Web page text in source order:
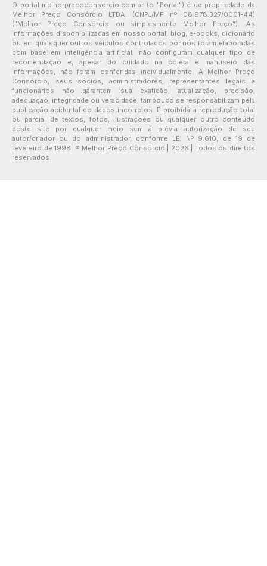
O portal melhorprecoconsorcio.com.br (o "Portal") é de propriedade da
Melhor Preço Consórcio LTDA. (CNPJ/MF nº 08.978.327/0001-44)
("Melhor Preço Consórcio ou simplesmente Melhor Preço"). As
informações disponibilizadas em nosso portal, blog, e-books, dicionário
ou em quaisquer outros veículos controlados por nós foram elaboradas
com base em inteligência artificial, não configuram qualquer tipo de
recomendação e, apesar do cuidado na coleta e manuseio das
informações, não foram conferidas individualmente. A Melhor Preço
Consórcio, seus sócios, administradores, representantes legais e
funcionários não garantem sua exatidão, atualização, precisão,
adequação, integridade ou veracidade, tampouco se responsabilizam pela
publicação acidental de dados incorretos. É proibida a reprodução total
ou parcial de textos, fotos, ilustrações ou qualquer outro conteúdo
deste site por qualquer meio sem a prévia autorização de seu
autor/criador ou do administrador, conforme LEI Nº 9.610, de 19 de
fevereiro de 1998. ® Melhor Preço Consórcio | 2026 | Todos os direitos
reservados.